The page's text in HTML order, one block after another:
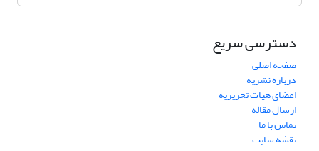
دسترسی سریع
صفحه اصلی
درباره نشریه
اعضای هیات تحریریه
ارسال مقاله
تماس با ما
نقشه سایت